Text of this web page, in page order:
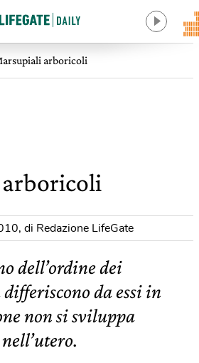
arboricoli
, di Redazione LifeGate
dell’ordine dei
da essi in
non si sviluppa